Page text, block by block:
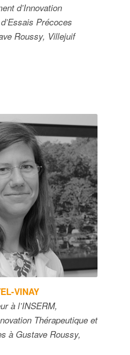
d’Innovation
Précoces
Roussy, Villejuif
VINAY
à l’INSERM,
Thérapeutique et
à Gustave Roussy,